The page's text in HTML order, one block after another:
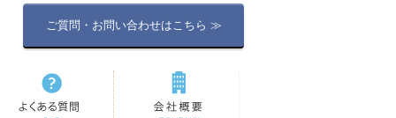
ご質問・お問い合わせはこちら ≫